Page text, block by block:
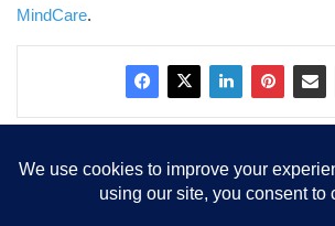
MindCare.
Copyright © 2015-2025, Sva prava zadržana |